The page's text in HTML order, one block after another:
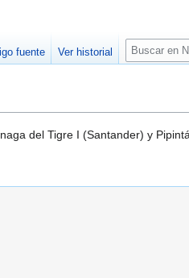
del Tigre I (Santander) y
fuente Ver historial
Buscar